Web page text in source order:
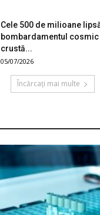
Cele 500 de milioane
bombardamentul
crustă...
05/07/2026
Încărcați mai multe